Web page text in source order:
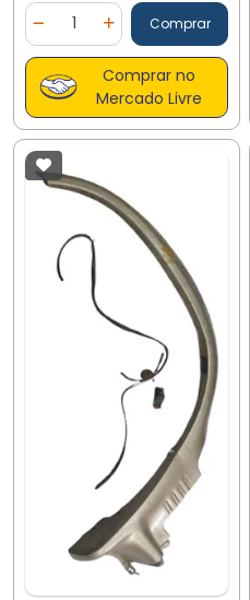
Diminuir Quantidade
Quantidade
Adicionar Quantidade
Comprar
Comprar no
Mercado Livre